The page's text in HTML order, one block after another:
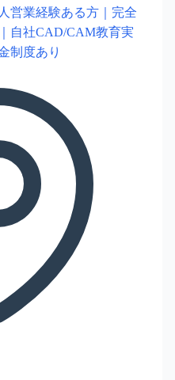
営業経験ある方｜完全
自社CAD/CAM教育実
制度あり